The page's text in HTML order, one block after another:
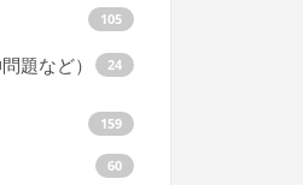
105
題など） 24
159
60